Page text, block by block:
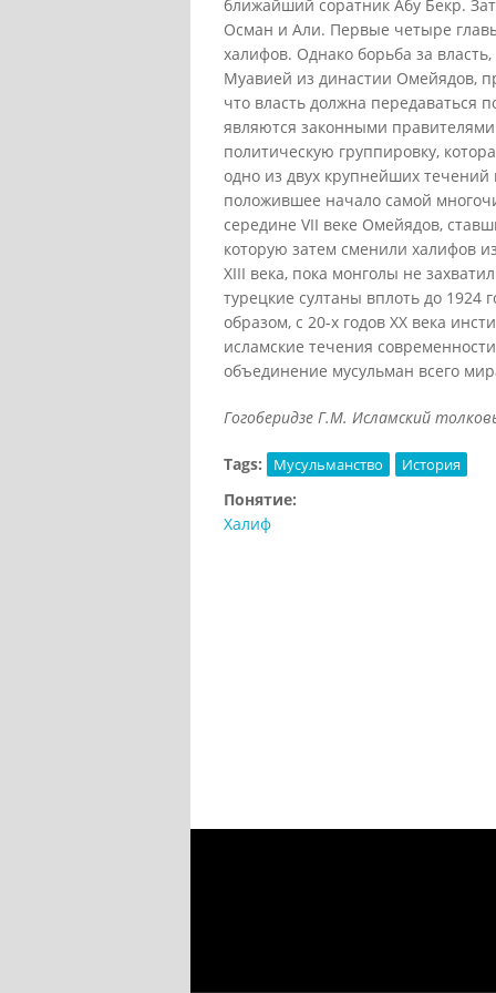
ближайший соратник Абу Бекр.
Осман и Али. Первые четыре
халифов. Однако борьба за
Муавией из династии Омейядов,
что власть должна передаваться
являются законными
политическую группировку,
одно из двух крупнейших
положившее начало самой
середине VII веке Омейядов,
которую затем сменили халифов
XIII века, пока монголы не
турецкие султаны вплоть до
образом, с 20-х годов XX века
исламские течения
объединение мусульман всего
Гогоберидзе Г.М. Исламский
Tags: Мусульманство История
Понятие:
Халиф